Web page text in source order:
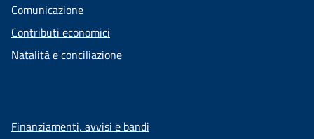
Comunicazione
Contributi economici
Natalità e conciliazione
Finanziamenti, avvisi e bandi